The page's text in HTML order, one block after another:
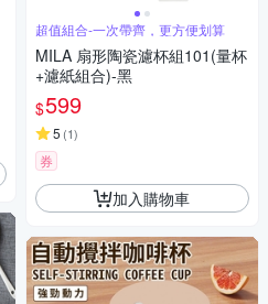
超值組合-一次帶齊，更方便划算
MILA 扇形陶瓷濾杯組101(量杯
+濾紙組合)-黑
$599
5 (1)
券
加入購物車